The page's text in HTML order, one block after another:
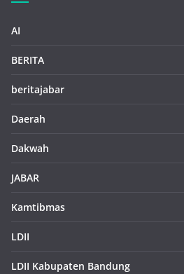
AI
BERITA
beritajabar
Daerah
Dakwah
JABAR
Kamtibmas
LDII
LDII Kabupaten Bandung